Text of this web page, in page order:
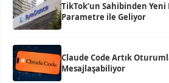
TikTok’un Sahibinden Yeni
Parametre ile Geliyor
Claude Code Artık
Mesajlaşabiliyor